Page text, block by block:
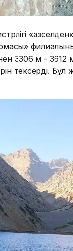
3306 м -
тексерді.